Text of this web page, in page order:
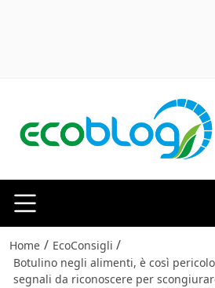
Home / EcoConsigli /
Botulino negli alimenti, è così
segnali da riconoscere per